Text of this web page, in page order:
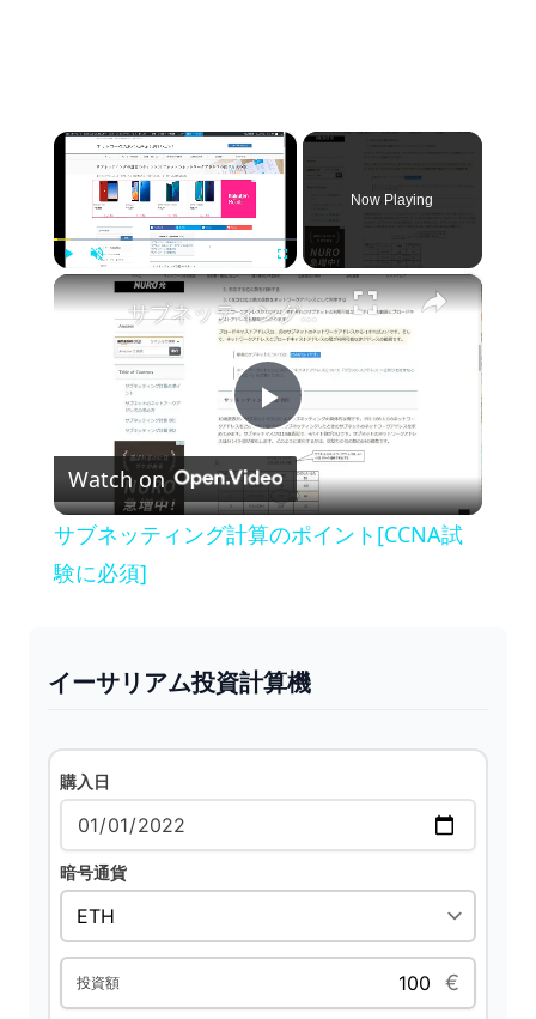
×
Play Unmute Fullscreen
Now Playing
×
P
l
i
d
e
o
サブネッティング計算のポイント[CCNA試験に必須]
Watch on
サブネッティング計算のポイント[CCNA試
験に必須]
イーサリアム投資計算機
購入日
暗号通貨
投資額 €